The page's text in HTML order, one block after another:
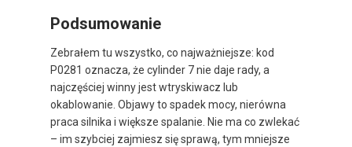
Podsumowanie
Zebrałem tu wszystko, co najważniejsze: kod
P0281 oznacza, że cylinder 7 nie daje rady, a
najczęściej winny jest wtryskiwacz lub
okablowanie. Objawy to spadek mocy, nierówna
praca silnika i większe spalanie. Nie ma co zwlekać
– im szybciej zajmiesz się sprawą, tym mniejsze